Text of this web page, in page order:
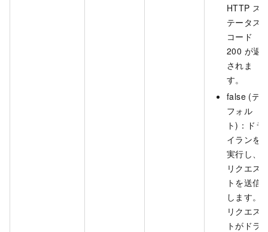
HTTP ス
テータス
コード
200 が返
されま
す。
false (デ
フォル
ト)：ドラ
イランを
実行し、
リクエス
トを送信
します。
リクエス
トがドラ